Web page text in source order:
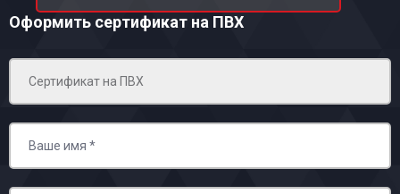
Оформить сертификат на ПВХ